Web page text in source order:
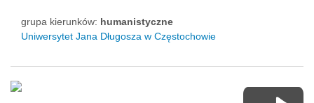
grupa kierunków: humanistyczne
Uniwersytet Jana Długosza w Częstochowie